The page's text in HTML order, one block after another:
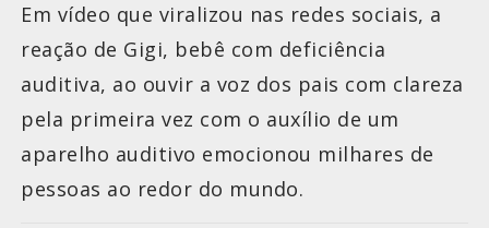
Em vídeo que viralizou nas redes sociais, a
reação de Gigi, bebê com deficiência
auditiva, ao ouvir a voz dos pais com clareza
pela primeira vez com o auxílio de um
aparelho auditivo emocionou milhares de
pessoas ao redor do mundo.